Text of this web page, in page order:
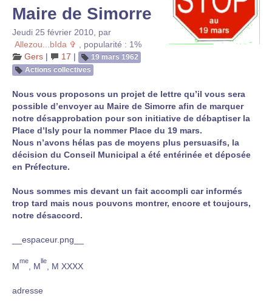
Maire de Simorre
Jeudi 25 février 2010 par
Allezou...bIda ✞
popularité : 1%
Gers | 17 |
19 mars 1962
Actions collectives
Nous vous proposons un projet de lettre qu’il vous sera
possible d’envoyer au Maire de Simorre afin de marquer
notre désapprobation pour son initiative de débaptiser la
Place d’Isly pour la nommer Place du 19 mars.
Nous n’avons hélas pas de moyens plus persuasifs, la
décision du Conseil Municipal a été entérinée et déposée
en Préfecture.
Nous sommes mis devant un fait accompli car informés
trop tard mais nous pouvons montrer, encore et toujours,
notre désaccord.
__espaceur.png__
M
me
, M
lle
, M XXXX
adresse